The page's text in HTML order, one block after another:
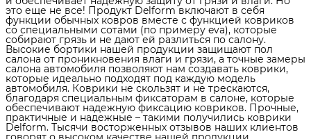
это еще не все! Продукт Delform включают в себя
функции обычных ковров вместе с функцией ковриков
со специальными сотами (по примеру eva), которые
собирают грязь и не дают ей разлиться по салону.
Высокие бортики нашей продукции защищают пол
салона от проникновения влаги и грязи, а точные замеры
салона автомобиля позволяют нам создавать коврики,
которые идеально подходят под каждую модель
автомобиля. Коврики не скользят и не трескаются,
благодаря специальным фиксаторам в салоне, которые
обеспечивают надежную фиксацию ковриков. Прочные,
практичные и надежные – такими получились коврики
Delform. Тысячи восторженных отзывов наших клиентов